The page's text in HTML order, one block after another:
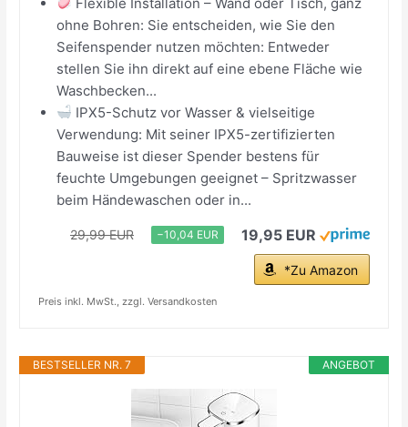
ohne Bohren: Sie entscheiden, wie Sie den
Seifenspender nutzen möchten: Entweder
stellen Sie ihn direkt auf eine ebene Fläche wie
Waschbecken...
IPX5-Schutz vor Wasser & vielseitige
Verwendung: Mit seiner IPX5-zertifizierten
Bauweise ist dieser Spender bestens für
feuchte Umgebungen geeignet – Spritzwasser
beim Händewaschen oder in...
29,99 EUR −10,04 EUR 19,95 EUR
*Zu Amazon
Preis inkl. MwSt., zzgl. Versandkosten
ANGEBOT
BESTSELLER NR. 7